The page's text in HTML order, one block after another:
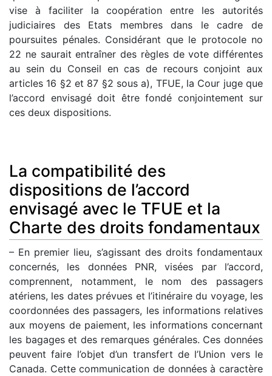
vise à faciliter la coopération entre les autorités
judiciaires des Etats membres dans le cadre de
poursuites pénales. Considérant que le protocole no
22 ne saurait entraîner des règles de vote différentes
au sein du Conseil en cas de recours conjoint aux
articles 16 §2 et 87 §2 sous a), TFUE, la Cour juge que
l’accord envisagé doit être fondé conjointement sur
ces deux dispositions.
La compatibilité des
dispositions de l’accord
envisagé avec le TFUE et la
Charte des droits fondamentaux
– En premier lieu, s’agissant des droits fondamentaux
concernés, les données PNR, visées par l’accord,
comprennent, notamment, le nom des passagers
atériens, les dates prévues et l’itinéraire du voyage, les
coordonnées des passagers, les informations relatives
aux moyens de paiement, les informations concernant
les bagages et des remarques générales. Ces données
peuvent faire l’objet d’un transfert de l’Union vers le
Canada. Cette communication de données à caractère